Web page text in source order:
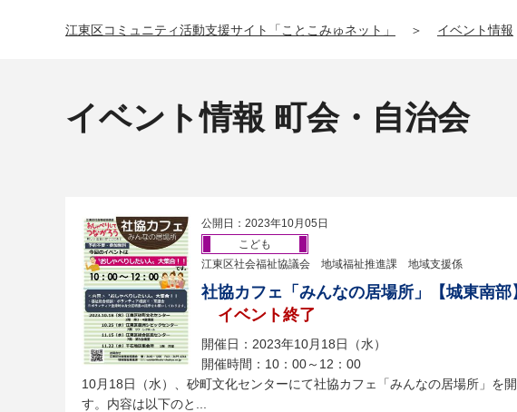
江東区コミュニティ活動支援サイト「ことこみゅネット」 ＞ イベント情報
イベント情報 町会・自治会
公開日：2023年10月05日
こども
江東区社会福祉協議会 地域福祉推進課 地域支援係
社協カフェ「みんなの居場所」【城東南部
イベント終了
開催日：2023年10月18日（水）
開催時間：10：00～12：00
10月18日（水）、砂町文化センターにて社協カフェ「みんなの居場所」を
す。内容は以下のと...